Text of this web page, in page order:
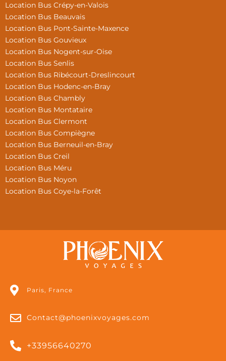
Location Bus Crépy-en-Valois
Location Bus Beauvais
Location Bus Pont-Sainte-Maxence
Location Bus Gouvieux
Location Bus Nogent-sur-Oise
Location Bus Senlis
Location Bus Ribécourt-Dreslincourt
Location Bus Hodenc-en-Bray
Location Bus Chambly
Location Bus Montataire
Location Bus Clermont
Location Bus Compiègne
Location Bus Berneuil-en-Bray
Location Bus Creil
Location Bus Méru
Location Bus Noyon
Location Bus Coye-la-Forêt
Paris, France
Contact@phoenixvoyages.com
+33956640270